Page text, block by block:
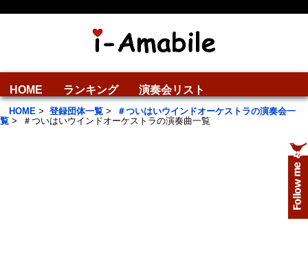
HOME ランキング 演奏会リスト
HOME > 登録団体一覧 >
＃ついはいウインドオーケストラの演奏会一
覧 > ＃ついはいウインドオーケストラの演奏曲一覧